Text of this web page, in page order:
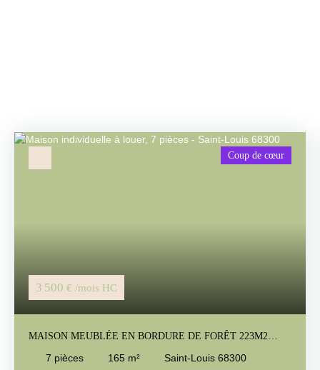
3 500 € /mois HC
Coup de cœur
MAISON MEUBLÉE EN BORDURE DE FORÊT 223M2
7 pièces 165 m² Saint-Louis 68300